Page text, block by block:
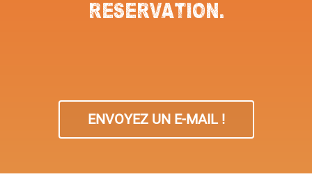
RESERVATION.
ENVOYEZ UN E-MAIL !